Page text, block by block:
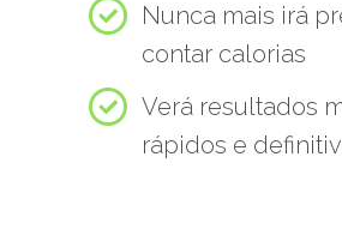
Nunca mais irá
contar calorias
Verá resultados
rápidos e